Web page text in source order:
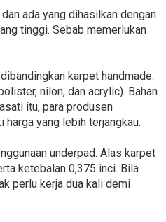
ada yang dihasilkan dengan
tinggi. Sebab memerlukan
karpet handmade.
nilon, dan acrylic). Bahan
itu, para produsen
yang lebih terjangkau.
underpad. Alas karpet
ketebalan 0,375 inci. Bila
perlu kerja dua kali demi